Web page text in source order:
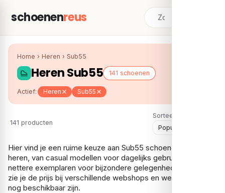
schoenenreus
Home › Heren › Sub55
Heren Sub55 141 schoenen
Actief: Heren Sub55
141 producten
Sorteer:
Hier vind je een ruime keuze aan Sub55 schoenen voor
heren, van casual modellen voor dagelijks gebruik tot
nettere exemplaren voor bijzondere gelegenheden. Per paar
zie je de prijs bij verschillende webshops en welke maten er
nog beschikbaar zijn.